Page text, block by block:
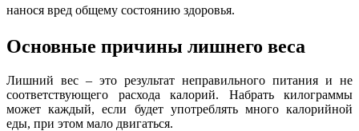
нанося вред общему состоянию здоровья.
Основные причины лишнего веса
Лишний вес – это результат неправильного питания и не
соответствующего расхода калорий. Набрать килограммы
может каждый, если будет употреблять много калорийной
еды, при этом мало двигаться.